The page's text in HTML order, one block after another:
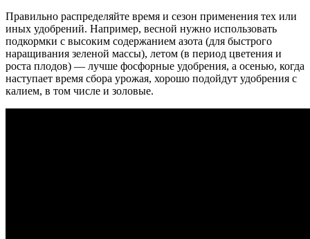
Правильно распределяйте время и сезон применения тех или
иных удобрений. Например, весной нужно использовать
подкормки с высоким содержанием азота (для быстрого
наращивания зеленой массы), летом (в период цветения и
роста плодов) — лучше фосфорные удобрения, а осенью, когда
наступает время сбора урожая, хорошо подойдут удобрения с
калием, в том числе и золовые.